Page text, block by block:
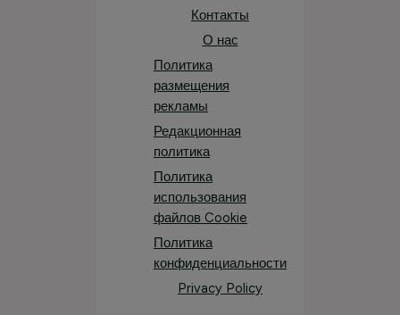
Контакты
О нас
Политика
размещения
рекламы
Редакционная
политика
Политика
использования
файлов Cookie
Политика
конфиденциальности
Privacy Policy